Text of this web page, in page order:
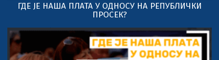
ГДЕ ЈЕ НАША ПЛАТА У ОДНОСУ НА РЕПУБЛИЧКИ
ПРОСЕК?